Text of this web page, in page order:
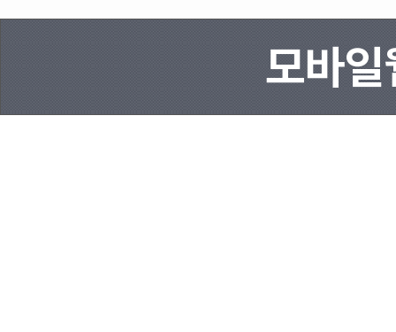
모바